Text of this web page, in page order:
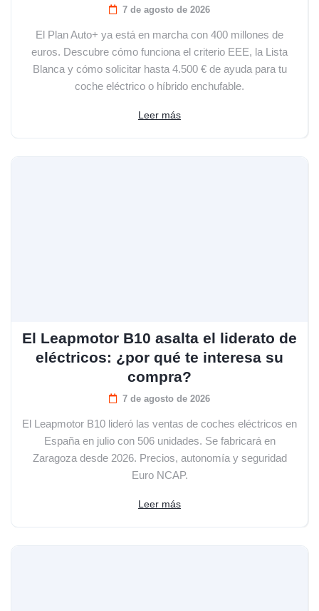
7 de agosto de 2026
El Plan Auto+ ya está en marcha con 400 millones de
euros. Descubre cómo funciona el criterio EEE, la Lista
Blanca y cómo solicitar hasta 4.500 € de ayuda para tu
coche eléctrico o híbrido enchufable.
Leer más
El Leapmotor B10 asalta el liderato de
eléctricos: ¿por qué te interesa su
compra?
7 de agosto de 2026
El Leapmotor B10 lideró las ventas de coches eléctricos en
España en julio con 506 unidades. Se fabricará en
Zaragoza desde 2026. Precios, autonomía y seguridad
Euro NCAP.
Leer más